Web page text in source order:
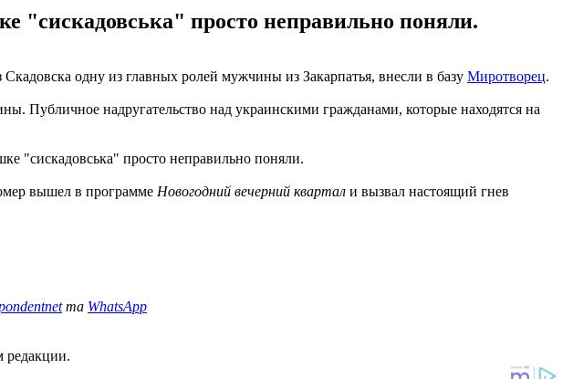
"сискадовська" просто неправильно поняли.
Скадовска одну из главных ролей мужчины из Закарпатья, внесли в базу Миротворец.
Публичное надругательство над украинскими гражданами, которые находятся на
"сискадовська" просто неправильно поняли.
вышел в программе Новогодний вечерний квартал и вызвал настоящий гнев
та WhatsApp
редакции.